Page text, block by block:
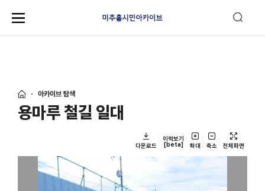
아카이브 탐색
용마루 철길 일대
다운로드
이력보기
[beta]
확대 축소 전체화면